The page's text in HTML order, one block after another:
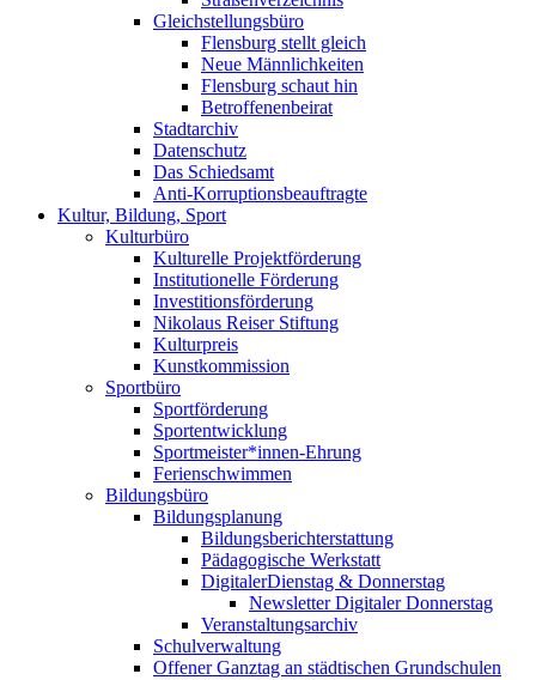
Gleichstellungsbüro
Flensburg stellt gleich
Neue Männlichkeiten
Flensburg schaut hin
Betroffenenbeirat
Stadtarchiv
Datenschutz
Das Schiedsamt
Anti-Korruptionsbeauftragte
Kultur, Bildung, Sport
Kulturbüro
Kulturelle Projektförderung
Institutionelle Förderung
Investitionsförderung
Nikolaus Reiser Stiftung
Kulturpreis
Kunstkommission
Sportbüro
Sportförderung
Sportentwicklung
Sportmeister*innen-Ehrung
Ferienschwimmen
Bildungsbüro
Bildungsplanung
Bildungsberichterstattung
Pädagogische Werkstatt
DigitalerDienstag & Donnerstag
Newsletter Digitaler Donnerstag
Veranstaltungsarchiv
Schulverwaltung
Offener Ganztag an städtischen Grundschulen